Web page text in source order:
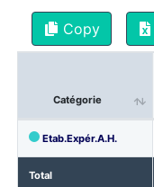
Copy
Catégorie
Etab.Expér.A.H.
Total